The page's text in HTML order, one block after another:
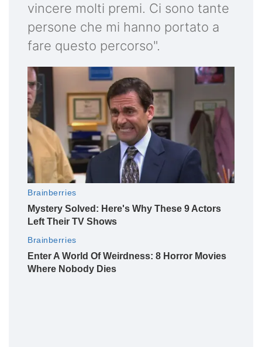
vincere molti premi. Ci sono tante
persone che mi hanno portato a
fare questo percorso".